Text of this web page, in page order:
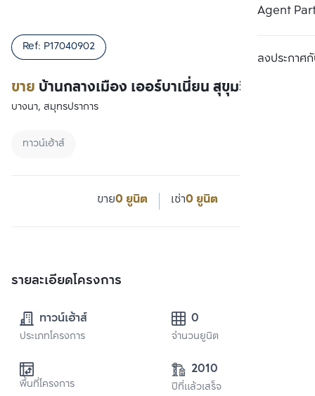
Agent
ลงประกาศกั
ขาย บ้านกลางเมือง เออร์บาเนี่ยน สุขุมวิท 113
Ref: P17040902
บางนา, สมุทรปราการ
ทาวน์เฮ้าส์
ขาย0 ยูนิต เช่า0 ยูนิต
รายละเอียดโครงการ
ทาวน์เฮ้าส์
ประเภทโครงการ
0
จำนวนยูนิต
พื้นที่โครงการ
2010
ปีที่แล้วเสร็จ